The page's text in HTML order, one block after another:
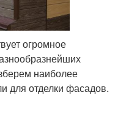
огромное
наиболее
для отделки фасадов.